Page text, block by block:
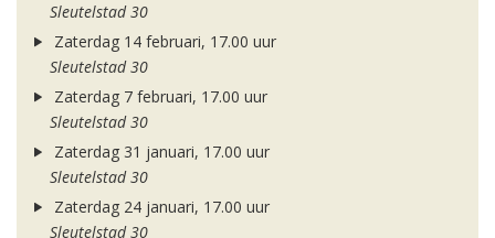
Sleutelstad 30
Zaterdag 14 februari, 17.00 uur
Sleutelstad 30
Zaterdag 7 februari, 17.00 uur
Sleutelstad 30
Zaterdag 31 januari, 17.00 uur
Sleutelstad 30
Zaterdag 24 januari, 17.00 uur
Sleutelstad 30